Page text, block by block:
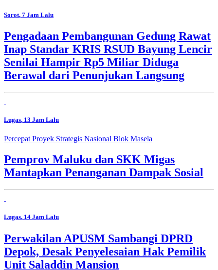
Sorot, 7 Jam Lalu
Pengadaan Pembangunan Gedung Rawat
Inap Standar KRIS RSUD Bayung Lencir
Senilai Hampir Rp5 Miliar Diduga
Berawal dari Penunjukan Langsung
Lugas, 13 Jam Lalu
Percepat Proyek Strategis Nasional Blok Masela
Pemprov Maluku dan SKK Migas
Mantapkan Penanganan Dampak Sosial
Lugas, 14 Jam Lalu
Perwakilan APUSM Sambangi DPRD
Depok, Desak Penyelesaian Hak Pemilik
Unit Saladdin Mansion